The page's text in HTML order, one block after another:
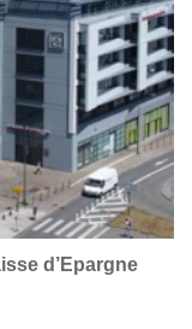
d’Epargne